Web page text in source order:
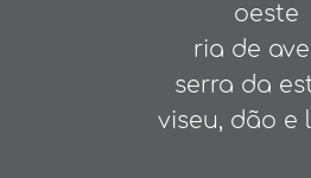
oeste
ria de
serra da
viseu, dão e